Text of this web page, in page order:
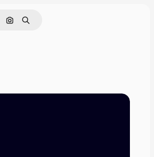
Поиск по изображению
Поиск